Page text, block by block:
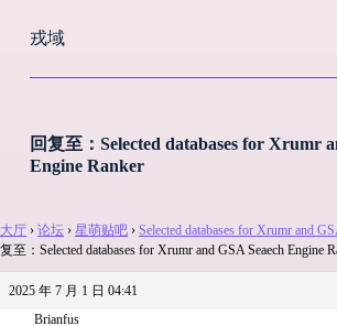
过
戎域
回复至：Selected databases for Xrumr
Engine Ranker
大厅 › 论坛 › 星萌贴吧 › Selected databases for Xrumr and
复至：Selected databases for Xrumr and GSA Seaech Engine
2025 年 7 月 1 日 04:41
Brianfus